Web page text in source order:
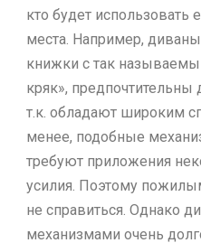
кто будет использовать
места. Например,
книжки с так
кряк», предпочтительны
т.к. обладают широким
менее, подобные
требуют приложения
усилия. Поэтому
не справиться. Однако
механизмами очень